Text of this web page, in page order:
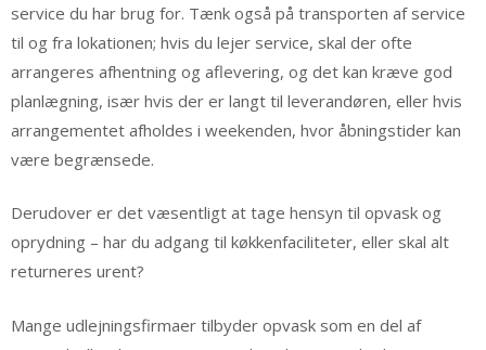
service du har brug for. Tænk også på transporten af service
til og fra lokationen; hvis du lejer service, skal der ofte
arrangeres afhentning og aflevering, og det kan kræve god
planlægning, især hvis der er langt til leverandøren, eller hvis
arrangementet afholdes i weekenden, hvor åbningstider kan
være begrænsede.
Derudover er det væsentligt at tage hensyn til opvask og
oprydning – har du adgang til køkkenfaciliteter, eller skal alt
returneres urent?
Mange udlejningsfirmaer tilbyder opvask som en del af